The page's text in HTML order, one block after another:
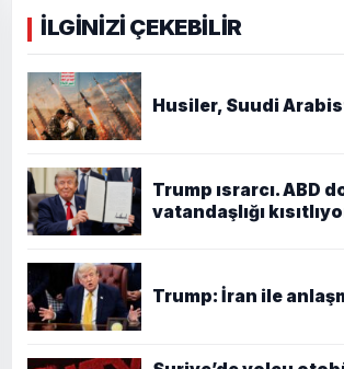
İLGİNİZİ ÇEKEBİLİR
Husiler, Suudi
Trump ısrarcı. ABD
vatandaşlığı
Trump: İran ile